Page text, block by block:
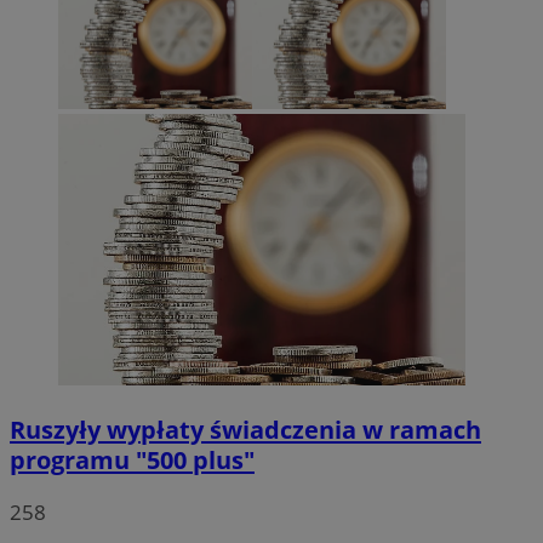
Ruszyły wypłaty świadczenia w ramach
programu "500 plus"
258
QeSessID rudaslaska.com.pl
MvSessID rudaslaska.com.pl
msToken .tiktok.com
Google